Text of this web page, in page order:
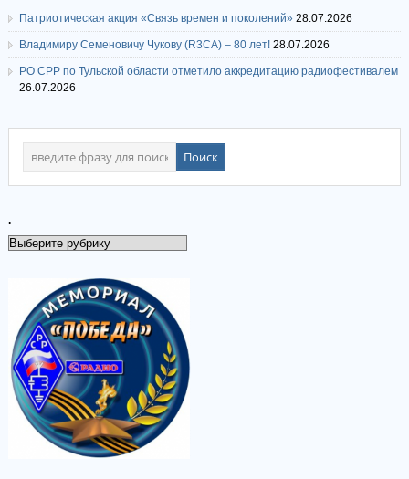
Патриотическая акция «Связь времен и поколений» 28.07.2026
Владимиру Семеновичу Чукову (R3CA) – 80 лет! 28.07.2026
РО СРР по Тульской области отметило аккредитацию радиофестивалем
26.07.2026
.